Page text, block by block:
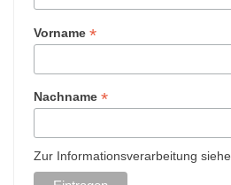
Vorname *
Nachname *
Zur Informationsverarbeitung siehe